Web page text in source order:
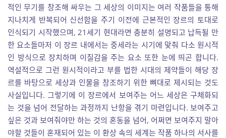
적인 무기를 창조해 싸우는 그 세상의 이미지는 여러 작품들을 통해
지나치게 반복되어 신선함을 주기 이전에 근본적인 장르의 토대로
인식되기 시작했으며, 21세기 현대라면 충분히 설명되고 납득될 만
한 요소들마저 이 장르 내에서는 중세라는 시기에 맞춰 다소 원시적
인 방식으로 장치하며 이질감을 주는 요소 또한 눈에 띄곤 합니다.
역설적으로 그런 원시적이라고 부를 법한 시대의 제약들이 해당 장
르를 바탕으로 세상과 인물을 창조하기 위한 뼈대로 제시되는 것도
사실입니다. 그렇기에 이 장르에서 보여주는 어느 세상은 구체화되
는 것을 넘어 전달하는 과정까지 난항을 겪기 마련입니다. 보여주고
싶은 것과 보여줘야만 하는 것의 혼동을 넘어, 어쩌면 보여주지 말아
야할 것들이 혼재되어 있는 이 환상 속의 세계는 작품 하나의 서사를